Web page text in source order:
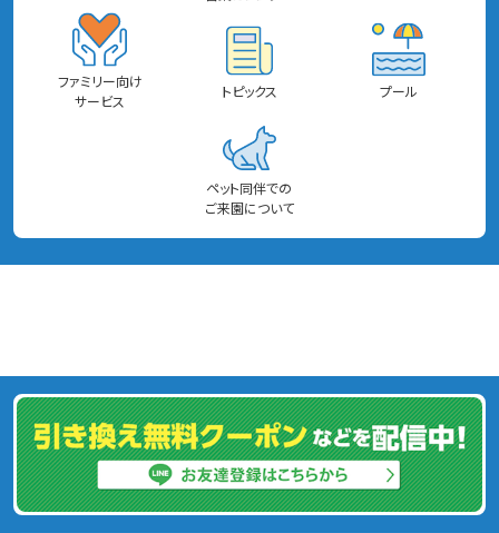
ファミリー向け
サービス
トピックス プール
ペット同伴での
ご来園について